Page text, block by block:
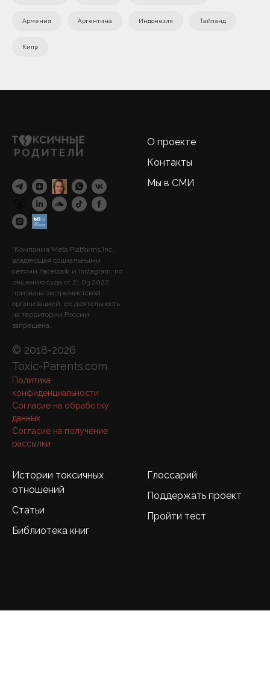
Армения Аргентина Индонезия Тайланд
Кипр
*Компания Meta Platforms Inc.,
владеющая социальными
сетями Facebook и Instagram, по
решению суда от 21.03.2022
признана экстремистской
организацией, ее деятельность
на территории России
запрещена.
© 2018-2026
Toxic-Parents.com
Политика
конфиденциальности
Согласие на обработку
данных
Согласие на получение
рассылки
О проекте
Контакты
Мы в СМИ
Истории токсичных
отношений
Статьи
Библиотека книг
Глоссарий
Поддержать проект
Пройти тест